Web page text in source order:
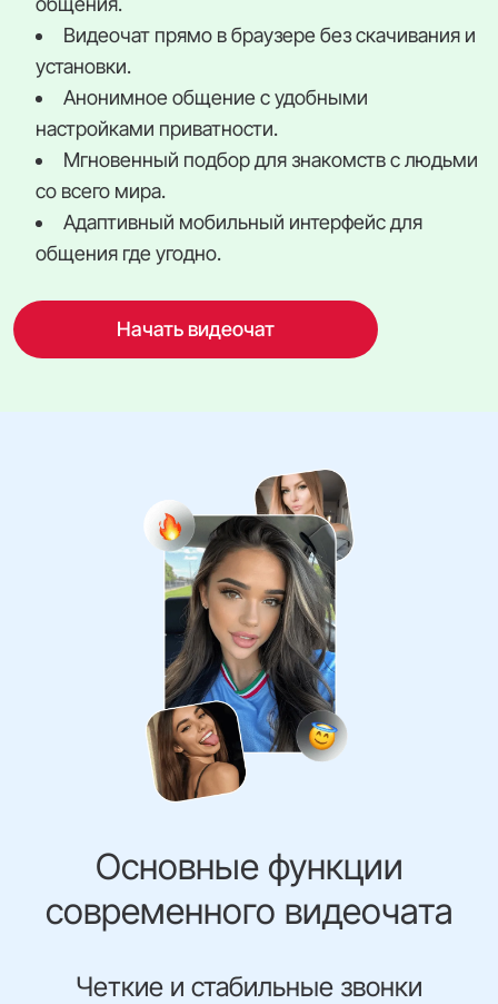
Видеочат прямо в браузере без скачивания и
установки.
Анонимное общение с удобными
настройками приватности.
Мгновенный подбор для знакомств с людьми
со всего мира.
Адаптивный мобильный интерфейс для
общения где угодно.
Начать видеочат
Основные функции
современного видеочата
Четкие и стабильные звонки